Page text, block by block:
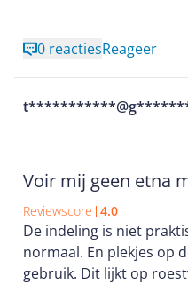
0 reactiesReageer
Voir mij geen etna
Reviewscore 4.0
De indeling is niet praktisch. Hij lijkt
normaal. En plekjes op de bodem na een week
gebruik. Dit lijkt op